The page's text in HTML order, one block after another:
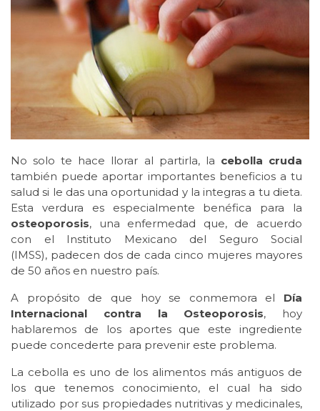
No solo te hace llorar al partirla, la cebolla cruda
también puede aportar importantes beneficios a tu
salud si le das una oportunidad y la integras a tu dieta.
Esta verdura es especialmente benéfica para la
osteoporosis, una enfermedad que, de acuerdo
con el Instituto Mexicano del Seguro Social
(IMSS), padecen dos de cada cinco mujeres mayores
de 50 años en nuestro país.
A propósito de que hoy se conmemora el Día
Internacional contra la Osteoporosis, hoy
hablaremos de los aportes que este ingrediente
puede concederte para prevenir este problema.
La cebolla es uno de los alimentos más antiguos de
los que tenemos conocimiento, el cual ha sido
utilizado por sus propiedades nutritivas y medicinales,